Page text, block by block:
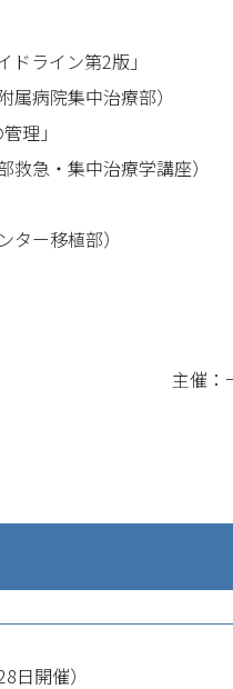
ドライン第2版」
病院集中治療部）
理」
急・集中治療学講座）
ー移植部）
主催：
日開催）